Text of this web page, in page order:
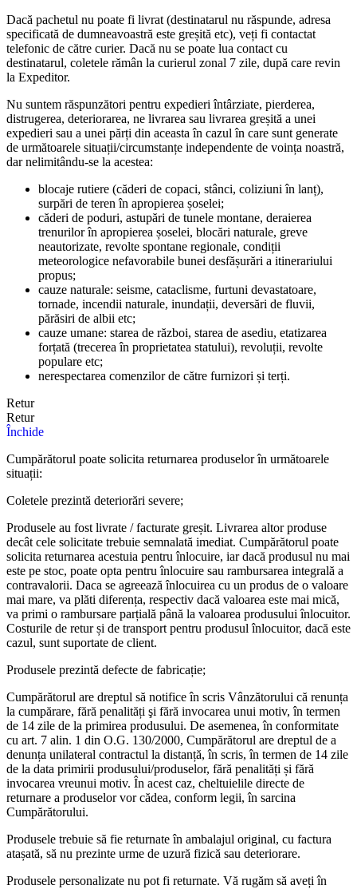
Dacă pachetul nu poate fi livrat (destinatarul nu răspunde, adresa
specificată de dumneavoastră este greșită etc), veți fi contactat
telefonic de către curier. Dacă nu se poate lua contact cu
destinatarul, coletele rămân la curierul zonal 7 zile, după care revin
la Expeditor.
Nu suntem răspunzători pentru expedieri întârziate, pierderea,
distrugerea, deteriorarea, ne livrarea sau livrarea greșită a unei
expedieri sau a unei părți din aceasta în cazul în care sunt generate
de următoarele situații/circumstanțe independente de voința noastră,
dar nelimitându-se la acestea:
blocaje rutiere (căderi de copaci, stânci, coliziuni în lanț),
surpări de teren în apropierea șoselei;
căderi de poduri, astupări de tunele montane, deraierea
trenurilor în apropierea șoselei, blocări naturale, greve
neautorizate, revolte spontane regionale, condiții
meteorologice nefavorabile bunei desfășurări a itinerariului
propus;
cauze naturale: seisme, cataclisme, furtuni devastatoare,
tornade, incendii naturale, inundații, deversări de fluvii,
părăsiri de albii etc;
cauze umane: starea de război, starea de asediu, etatizarea
forțată (trecerea în proprietatea statului), revoluții, revolte
populare etc;
nerespectarea comenzilor de către furnizori și terți.
Retur
Retur
Închide
Cumpărătorul poate solicita returnarea produselor în următoarele
situații:
Coletele prezintă deteriorări severe;
Produsele au fost livrate / facturate greșit. Livrarea altor produse
decât cele solicitate trebuie semnalată imediat. Cumpărătorul poate
solicita returnarea acestuia pentru înlocuire, iar dacă produsul nu mai
este pe stoc, poate opta pentru înlocuire sau rambursarea integrală a
contravalorii. Daca se agreează înlocuirea cu un produs de o valoare
mai mare, va plăti diferența, respectiv dacă valoarea este mai mică,
va primi o rambursare parțială până la valoarea produsului înlocuitor.
Costurile de retur și de transport pentru produsul înlocuitor, dacă este
cazul, sunt suportate de client.
Produsele prezintă defecte de fabricație;
Cumpărătorul are dreptul să notifice în scris Vânzătorului că renunța
la cumpărare, fără penalități şi fără invocarea unui motiv, în termen
de 14 zile de la primirea produsului. De asemenea, în conformitate
cu art. 7 alin. 1 din O.G. 130/2000, Cumpărătorul are dreptul de a
denunța unilateral contractul la distanță, în scris, în termen de 14 zile
de la data primirii produsului/produselor, fără penalități și fără
invocarea vreunui motiv. În acest caz, cheltuielile directe de
returnare a produselor vor cădea, conform legii, în sarcina
Cumpărătorului.
Produsele trebuie să fie returnate în ambalajul original, cu factura
atașată, să nu prezinte urme de uzură fizică sau deteriorare.
Produsele personalizate nu pot fi returnate. Vă rugăm să aveți în